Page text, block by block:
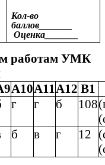
Кол-во
баллов_______
Оценка_______
работам УМК
А10А11 А12 В1
г г б 108
б в г 12